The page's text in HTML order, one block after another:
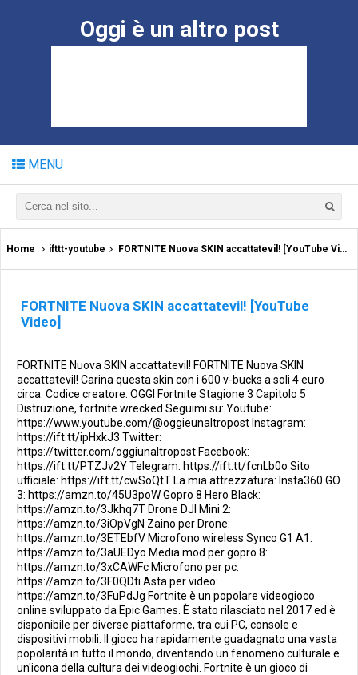
Oggi è un altro post
MENU
Home ifttt-youtube FORTNITE Nuova SKIN accattatevil! [YouTube Video]
FORTNITE Nuova SKIN accattatevil! [YouTube
Video]
FORTNITE Nuova SKIN accattatevil! FORTNITE Nuova SKIN
accattatevil! Carina questa skin con i 600 v-bucks a soli 4 euro
circa. Codice creatore: OGGI Fortnite Stagione 3 Capitolo 5
Distruzione, fortnite wrecked Seguimi su: Youtube:
https://www.youtube.com/@oggieunaltropost Instagram:
https://ift.tt/ipHxkJ3 Twitter:
https://twitter.com/oggiunaltropost Facebook:
https://ift.tt/PTZJv2Y Telegram: https://ift.tt/fcnLb0o Sito
ufficiale: https://ift.tt/cwSoQtT La mia attrezzatura: Insta360 GO
3: https://amzn.to/45U3poW Gopro 8 Hero Black:
https://amzn.to/3Jkhq7T Drone DJI Mini 2:
https://amzn.to/3iOpVgN Zaino per Drone:
https://amzn.to/3ETEbfV Microfono wireless Synco G1 A1:
https://amzn.to/3aUEDyo Media mod per gopro 8:
https://amzn.to/3xCAWFc Microfono per pc:
https://amzn.to/3F0QDti Asta per video:
https://amzn.to/3FuPdJg Fortnite è un popolare videogioco
online sviluppato da Epic Games. È stato rilasciato nel 2017 ed è
disponibile per diverse piattaforme, tra cui PC, console e
dispositivi mobili. Il gioco ha rapidamente guadagnato una vasta
popolarità in tutto il mondo, diventando un fenomeno culturale e
un'icona della cultura dei videogiochi. Fortnite è un gioco di